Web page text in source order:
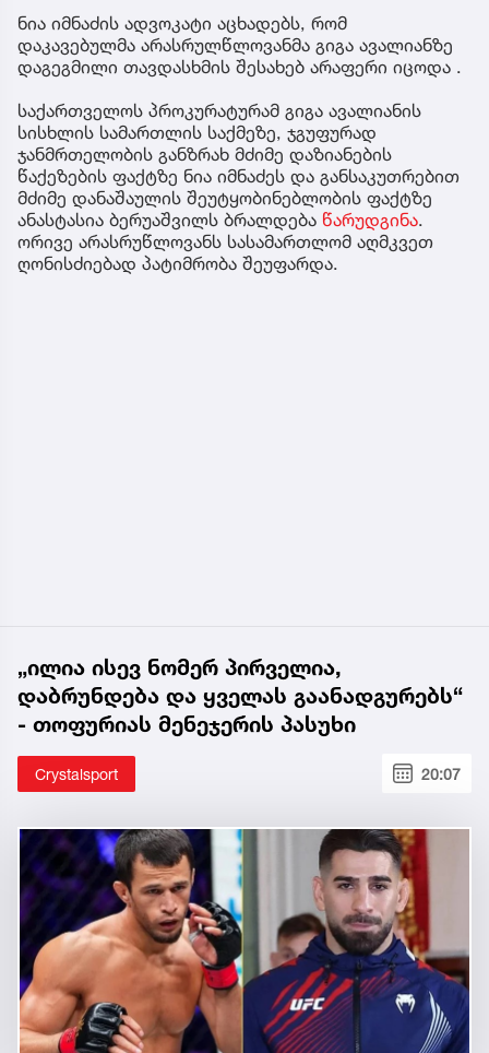
ნია იმნაძის ადვოკატი აცხადებს, რომ
დაკავებულმა არასრულწლოვანმა გიგა ავალიანზე
დაგეგმილი თავდასხმის შესახებ არაფერი იცოდა .
საქართველოს პროკურატურამ გიგა ავალიანის
სისხლის სამართლის საქმეზე, ჯგუფურად
ჯანმრთელობის განზრახ მძიმე დაზიანების
წაქეზების ფაქტზე ნია იმნაძეს და განსაკუთრებით
მძიმე დანაშაულის შეუტყობინებლობის ფაქტზე
ანასტასია ბერუაშვილს ბრალდება წარუდგინა.
ორივე არასრუწლოვანს სასამართლომ აღმკვეთ
ღონისძიებად პატიმრობა შეუფარდა.
„ილია ისევ ნომერ პირველია,
დაბრუნდება და ყველას გაანადგურებს“
- თოფურიას მენეჯერის პასუხი
Crystalsport 20:07